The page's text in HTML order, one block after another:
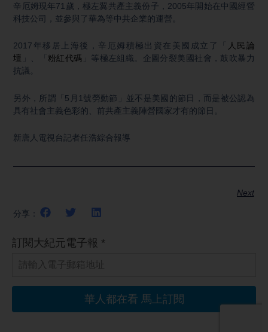
辛厄姆現年71歲，極左翼共產主義份子，2005年開始在中國經營
科技公司，並參與了華為等中共企業的運營。
2017年移居上海後，辛厄姆積極出資在美國成立了「
人民論
壇
粉紅代碼
」等極左組織。企圖分裂美國社會，鼓吹暴力
抗議。
另外，所謂「5月1號勞動節」並不是美國的節日，而是被公認為
具有社會主義色彩的、前共產主義陣營國家才有的節日。
新唐人電視台記者任浩綜合報導
Next
分享：